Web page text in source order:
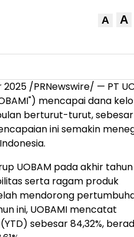
A A
2025 /PRNewswire/ — PT
mencapai dana
berturut-turut, sebesar
ini semakin
Indonesia.
UOBAM pada akhir tahun
serta ragam produk
mendorong
ini, UOBAMI mencatat
(YTD) sebesar 84,32%,